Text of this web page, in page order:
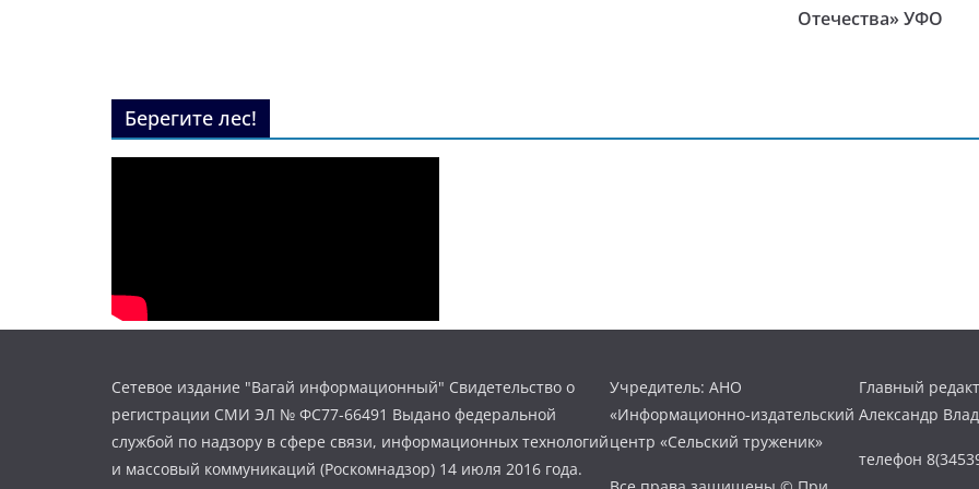
Отечества» УФО
Берегите лес!
Сетевое издание "Вагай информационный" Свидетельство о
регистрации СМИ ЭЛ № ФС77-66491 Выдано федеральной
службой по надзору в сфере связи, информационных технологий
и массовый коммуникаций (Роскомнадзор) 14 июля 2016 года.
Учредитель: АНО
«Информационно-издательский
центр «Сельский труженик»
Главный
Александр
телефон